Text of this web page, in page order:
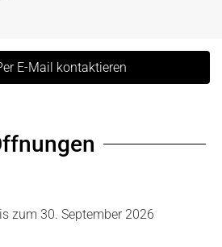
E-Mail kontaktieren
zum 30. September 2026